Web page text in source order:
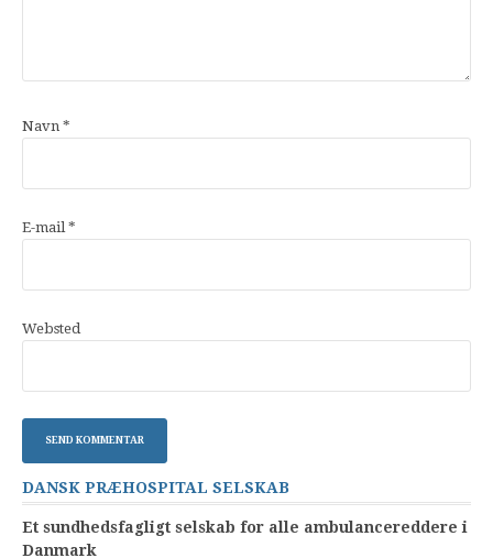
Navn *
E-mail *
Websted
DANSK PRÆHOSPITAL SELSKAB
Et sundhedsfagligt selskab for alle ambulancereddere i
Danmark